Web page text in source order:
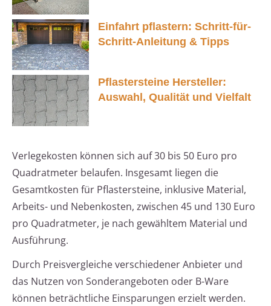
Einfahrt pflastern: Schritt-für-
Schritt-Anleitung & Tipps
Pflastersteine Hersteller:
Auswahl, Qualität und Vielfalt
Verlegekosten können sich auf 30 bis 50 Euro pro
Quadratmeter belaufen. Insgesamt liegen die
Gesamtkosten für Pflastersteine, inklusive Material,
Arbeits- und Nebenkosten, zwischen 45 und 130 Euro
pro Quadratmeter, je nach gewähltem Material und
Ausführung.
Durch Preisvergleiche verschiedener Anbieter und
das Nutzen von Sonderangeboten oder B-Ware
können beträchtliche Einsparungen erzielt werden.